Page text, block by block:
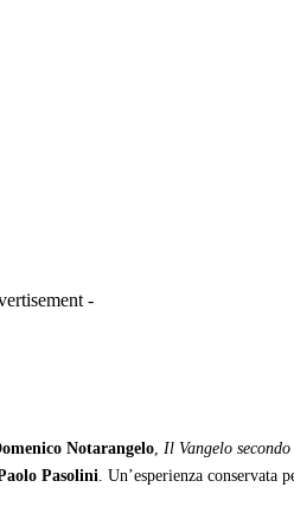
-
Notarangelo, Il Vangelo
Pasolini. Un’esperienza conservata